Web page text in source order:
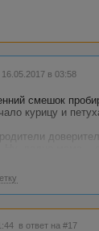
в 03:58
смешок
курицу и
"ляля в
она сметена
хотела(
в ответ на #17